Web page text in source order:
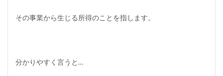
その事業から生じる所得のことを指します。
分かりやすく言うと…